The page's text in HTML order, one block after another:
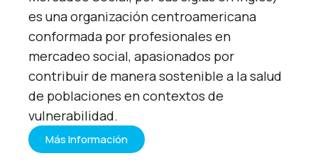
es una organización centroamericana
conformada por profesionales en
mercadeo social, apasionados por
contribuir de manera sostenible a la salud
de poblaciones en contextos de
vulnerabilidad.
Más Información